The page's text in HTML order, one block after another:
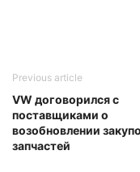
Previous article
VW договорился с
поставщиками о
возобновлении
запчастей